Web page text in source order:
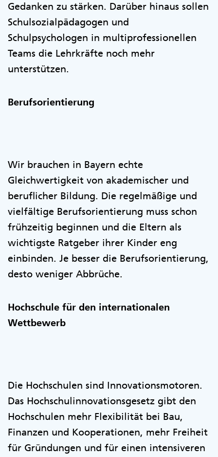
Gedanken zu stärken. Darüber hinaus sollen
Schulsozialpädagogen und
Schulpsychologen in multiprofessionellen
Teams die Lehrkräfte noch mehr
unterstützen.
Berufsorientierung
Wir brauchen in Bayern echte
Gleichwertigkeit von akademischer und
beruflicher Bildung. Die regelmäßige und
vielfältige Berufsorientierung muss schon
frühzeitig beginnen und die Eltern als
wichtigste Ratgeber ihrer Kinder eng
einbinden. Je besser die Berufsorientierung,
desto weniger Abbrüche.
Hochschule für den internationalen
Wettbewerb
Die Hochschulen sind Innovationsmotoren.
Das Hochschulinnovationsgesetz gibt den
Hochschulen mehr Flexibilität bei Bau,
Finanzen und Kooperationen, mehr Freiheit
für Gründungen und für einen intensiveren